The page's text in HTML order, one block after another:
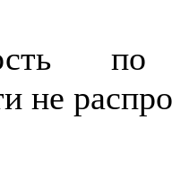
по
не